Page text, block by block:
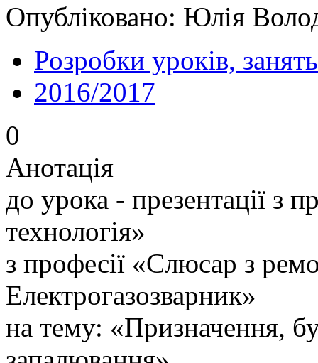
Опубліковано: Юлія
Розробки уроків, занять
2016/2017
0
Анотація
до урока - презентації з
технологія»
з професії «Слюсар з
Електрогазозварник»
на тему: «Призначення,